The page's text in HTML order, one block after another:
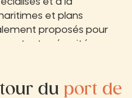
et plans
proposés pour
en toute sécurité.
du port de